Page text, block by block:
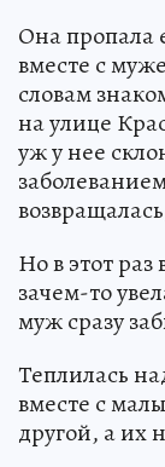
Она пропала
вместе с
словам
на улице
уж у нее
Но в этот
зачем-то
муж сразу
Теплилась
вместе с
другой, а их